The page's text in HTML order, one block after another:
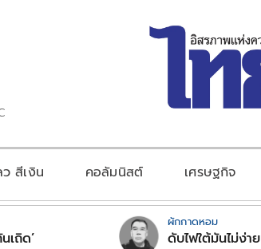
ว สีเงิน คอลัมนิสต์ เศรษฐกิจ
เถิด’
ผักกาดหอม
ดับไฟใต้มันไม่ง่าย